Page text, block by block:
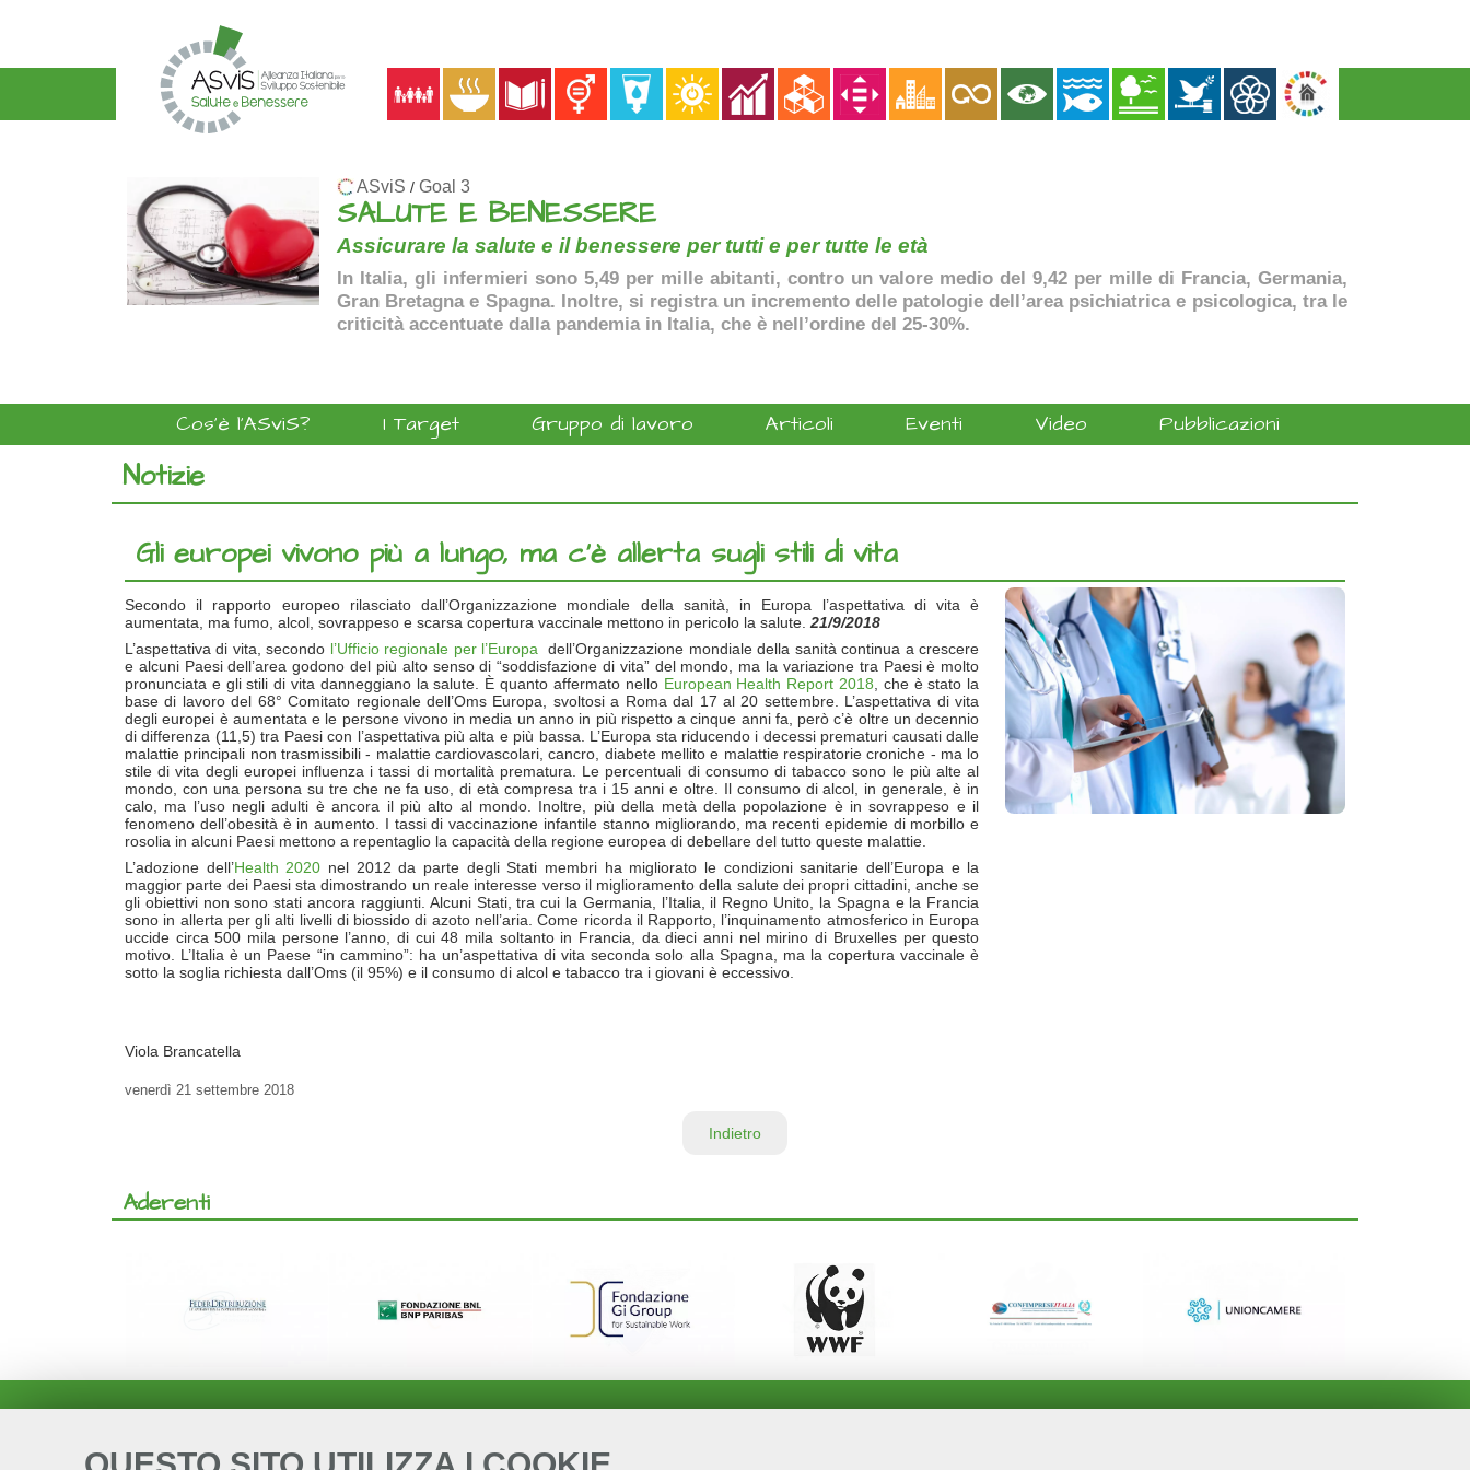
ASviS / Goal 3
SALUTE E BENESSERE
Assicurare la salute e il benessere per tutti e per tutte le età
In Italia, gli infermieri sono 5,49 per mille abitanti, contro un valore medio del 9,42 per mille di Francia, Germania,
Gran Bretagna e Spagna. Inoltre, si registra un incremento delle patologie dell’area psichiatrica e psicologica, tra le
criticità accentuate dalla pandemia in Italia, che è nell’ordine del 25-30%.
Cos'è l'ASviS? I Target Gruppo di lavoro Articoli Eventi Video Pubblicazioni
Notizie
Gli europei vivono più a lungo, ma c’è allerta sugli stili di vita
Secondo il rapporto europeo rilasciato dall’Organizzazione mondiale della sanità, in Europa l’aspettativa di vita è
aumentata, ma fumo, alcol, sovrappeso e scarsa copertura vaccinale mettono in pericolo la salute. 21/9/2018
L’aspettativa di vita, secondo l’Ufficio regionale per l’Europa
dell’Organizzazione mondiale della sanità continua a crescere
e alcuni Paesi dell’area godono del più alto senso di “soddisfazione di vita” del mondo, ma la variazione tra Paesi è molto
pronunciata e gli stili di vita danneggiano la salute. È quanto affermato nello European Health Report 2018 , che è stato la
base di lavoro del 68° Comitato regionale dell’Oms Europa, svoltosi a Roma dal 17 al 20 settembre. L’aspettativa di vita
degli europei è aumentata e le persone vivono in media un anno in più rispetto a cinque anni fa, però c’è oltre un decennio
di differenza (11,5) tra Paesi con l’aspettativa più alta e più bassa. L’Europa sta riducendo i decessi prematuri causati dalle
malattie principali non trasmissibili - malattie cardiovascolari, cancro, diabete mellito e malattie respiratorie croniche - ma lo
stile di vita degli europei influenza i tassi di mortalità prematura. Le percentuali di consumo di tabacco sono le più alte al
mondo, con una persona su tre che ne fa uso, di età compresa tra i 15 anni e oltre. Il consumo di alcol, in generale, è in
calo, ma l’uso negli adulti è ancora il più alto al mondo. Inoltre, più della metà della popolazione è in sovrappeso e il
fenomeno dell’obesità è in aumento. I tassi di vaccinazione infantile stanno migliorando, ma recenti epidemie di morbillo e
rosolia in alcuni Paesi mettono a repentaglio la capacità della regione europea di debellare del tutto queste malattie.
L’adozione dell’Health 2020 nel 2012 da parte degli Stati membri ha migliorato le condizioni sanitarie dell’Europa e la
maggior parte dei Paesi sta dimostrando un reale interesse verso il miglioramento della salute dei propri cittadini, anche se
gli obiettivi non sono stati ancora raggiunti. Alcuni Stati, tra cui la Germania, l’Italia, il Regno Unito, la Spagna e la Francia
sono in allerta per gli alti livelli di biossido di azoto nell’aria. Come ricorda il Rapporto, l’inquinamento atmosferico in Europa
uccide circa 500 mila persone l’anno, di cui 48 mila soltanto in Francia, da dieci anni nel mirino di Bruxelles per questo
motivo. L’Italia è un Paese “in cammino”: ha un’aspettativa di vita seconda solo alla Spagna, ma la copertura vaccinale è
sotto la soglia richiesta dall’Oms (il 95%) e il consumo di alcol e tabacco tra i giovani è eccessivo.
Viola Brancatella
venerdì 21 settembre 2018
Indietro
Aderenti